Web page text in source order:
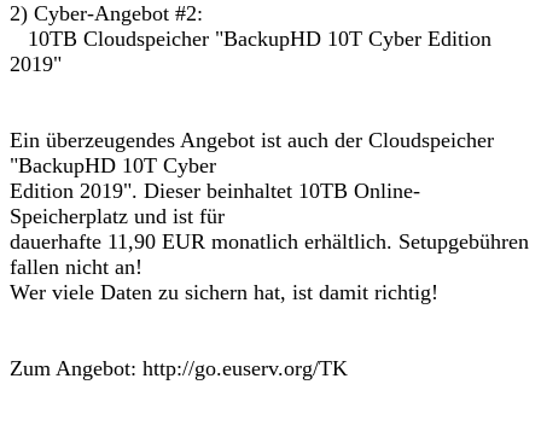
2) Cyber-Angebot #2:
10TB Cloudspeicher "BackupHD 10T Cyber Edition
2019"
Ein überzeugendes Angebot ist auch der Cloudspeicher
"BackupHD 10T Cyber
Edition 2019". Dieser beinhaltet 10TB Online-
Speicherplatz und ist für
dauerhafte 11,90 EUR monatlich erhältlich. Setupgebühren
fallen nicht an!
Wer viele Daten zu sichern hat, ist damit richtig!
Zum Angebot: http://go.euserv.org/TK